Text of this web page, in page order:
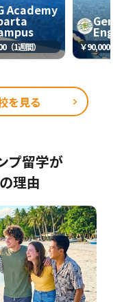
Academy
（1週間）
Genius
English
￥90,000（1週
を見る
プ留学が
理由